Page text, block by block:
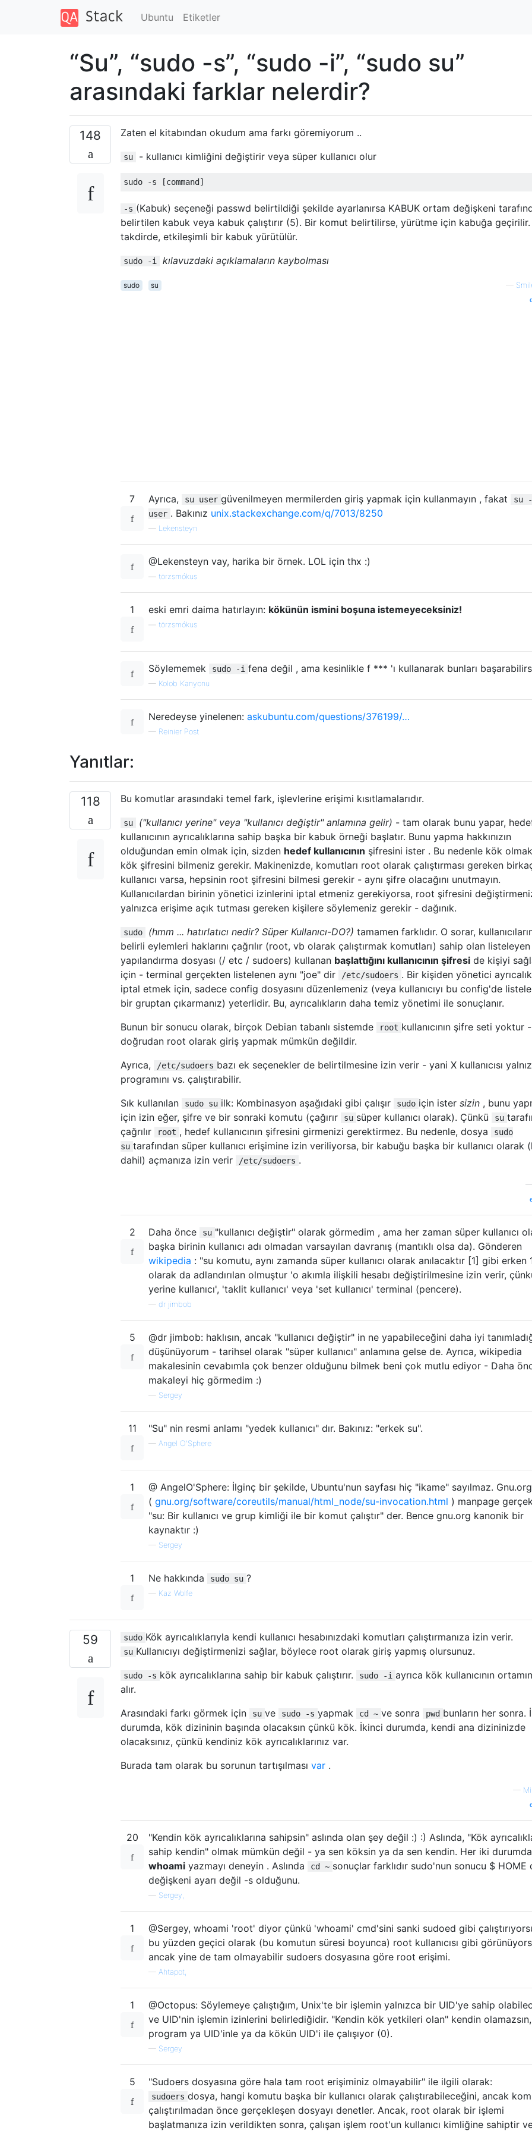
Ubuntu Etiketler
“Su”, “sudo -s”, “sudo -i”, “sudo su”
arasındaki farklar nelerdir?
148 Zaten el kitabından okudum ama farkı göremiyorum ..
su - kullanıcı kimliğini değiştirir veya süper kullanıcı olur
-s (Kabuk) seçeneği passwd belirtildiği şekilde ayarlanırsa KABUK ortam değişkeni
belirtilen kabuk veya kabuk çalıştırır (5). Bir komut belirtilirse, yürütme için kabuğa
takdirde, etkileşimli bir kabuk yürütülür.
sudo -i kılavuzdaki açıklamaların kaybolması
sudo su —
7 Ayrıca, su user güvenilmeyen mermilerden giriş yapmak için kullanmayın , fakat
su -
user . Bakınız unix.stackexchange.com/q/7013/8250
— Lekensteyn
@Lekensteyn vay, harika bir örnek. LOL için thx :)
törzsmókus
1 eski emri daima hatırlayın: kökünün ismini boşuna istemeyeceksiniz!
törzsmókus
Söylememek sudo -i fena değil , ama kesinlikle f *** 'ı kullanarak bunları
— Kolob Kanyonu
Neredeyse yinelenen: askubuntu.com/questions/376199/…
— Reinier Post
Yanıtlar:
118 Bu komutlar arasındaki temel fark, işlevlerine erişimi kısıtlamalarıdır.
su ("kullanıcı yerine" veya "kullanıcı değiştir" anlamına gelir) - tam olarak bunu yapar,
kullanıcının ayrıcalıklarına sahip başka bir kabuk örneği başlatır. Bunu yapma hakkınızın
olduğundan emin olmak için, sizden hedef kullanıcının şifresini ister . Bu nedenle kök
kök şifresini bilmeniz gerekir. Makinenizde, komutları root olarak çalıştırması gereken
kullanıcı varsa, hepsinin root şifresini bilmesi gerekir - aynı şifre olacağını unutmayın.
Kullanıcılardan birinin yönetici izinlerini iptal etmeniz gerekiyorsa, root şifresini
yalnızca erişime açık tutması gereken kişilere söylemeniz gerekir - dağınık.
sudo (hmm ... hatırlatıcı nedir? Süper Kullanıcı-DO?) tamamen farklıdır. O sorar,
belirli eylemleri haklarını çağrılır (root, vb olarak çalıştırmak komutları) sahip olan
yapılandırma dosyası (/ etc / sudoers) kullanan başlattığını kullanıcının şifresi de kişiyi
için - terminal gerçekten listelenen aynı "joe" dir
/etc/sudoers . Bir kişiden yönetici
iptal etmek için, sadece config dosyasını düzenlemeniz (veya kullanıcıyı bu config'de
bir gruptan çıkarmanız) yeterlidir. Bu, ayrıcalıkların daha temiz yönetimi ile sonuçlanır.
Bunun bir sonucu olarak, birçok Debian tabanlı sistemde
root kullanıcının şifre seti yoktur
doğrudan root olarak giriş yapmak mümkün değildir.
Ayrıca,
/etc/sudoers bazı ek seçenekler de belirtilmesine izin verir - yani X kullanıcısı
programını vs. çalıştırabilir.
Sık kullanılan
sudo su ilk: Kombinasyon aşağıdaki gibi çalışır sudo için ister sizin , bunu
için izin eğer, şifre ve bir sonraki komutu (çağırır
su süper kullanıcı olarak). Çünkü su
çağrılır
root , hedef kullanıcının şifresini girmenizi gerektirmez. Bu nedenle, dosya
sudo
su tarafından süper kullanıcı erişimine izin veriliyorsa, bir kabuğu başka bir kullanıcı olarak
dahil) açmanıza izin verir
/etc/sudoers .
2 Daha önce su "kullanıcı değiştir" olarak görmedim , ama her zaman süper kullanıcı
başka birinin kullanıcı adı olmadan varsayılan davranış (mantıklı olsa da). Gönderen
wikipedia : "su komutu, aynı zamanda süper kullanıcı olarak anılacaktır [1] gibi erken
olarak da adlandırılan olmuştur 'o akımla ilişkili hesabı değiştirilmesine izin verir,
yerine kullanıcı', 'taklit kullanıcı' veya 'set kullanıcı' terminal (pencere).
dr jimbob
5
@dr jimbob: haklısın, ancak "kullanıcı değiştir" in ne yapabileceğini daha iyi
düşünüyorum - tarihsel olarak "süper kullanıcı" anlamına gelse de. Ayrıca, wikipedia
makalesinin cevabımla çok benzer olduğunu bilmek beni çok mutlu ediyor - Daha
makaleyi hiç görmedim :)
— Sergey
11 "Su" nin resmi anlamı "yedek kullanıcı" dır. Bakınız: "erkek su".
— Angel O'Sphere
1
@ AngelO'Sphere: İlginç bir şekilde, Ubuntu'nun sayfası hiç "ikame" sayılmaz.
( gnu.org/software/coreutils/manual/html_node/su-invocation.html ) manpage
"su: Bir kullanıcı ve grup kimliği ile bir komut çalıştır" der. Bence gnu.org kanonik bir
kaynaktır :)
— Sergey
1 Ne hakkında sudo su ?
— Kaz Wolfe
59 sudo Kök ayrıcalıklarıyla kendi kullanıcı hesabınızdaki komutları çalıştırmanıza izin verir.
su Kullanıcıyı değiştirmenizi sağlar, böylece root olarak giriş yapmış olursunuz.
sudo -s kök ayrıcalıklarına sahip bir kabuk çalıştırır. sudo -i ayrıca kök kullanıcının
alır.
Arasındaki farkı görmek için
su ve sudo -s yapmak cd ~ ve sonra pwd bunların her sonra.
durumda, kök dizininin başında olacaksın çünkü kök. İkinci durumda, kendi ana dizininizde
olacaksınız, çünkü kendiniz kök ayrıcalıklarınız var.
Burada tam olarak bu sorunun tartışılması var .
—
20
"Kendin kök ayrıcalıklarına sahipsin" aslında olan şey değil :) :) Aslında, "Kök
sahip kendin" olmak mümkün değil - ya sen köksin ya da sen kendin. Her iki
whoami yazmayı deneyin . Aslında cd ~ sonuçlar farklıdır sudo'nun sonucu $ HOME
değişkeni ayarı değil -s olduğunu.
— Sergey,
1
@Sergey, whoami 'root' diyor çünkü 'whoami' cmd'sini sanki sudoed gibi
bu yüzden geçici olarak (bu komutun süresi boyunca) root kullanıcısı gibi
ancak yine de tam olmayabilir sudoers dosyasına göre root erişimi.
— Ahtapot,
1
@Octopus: Söylemeye çalıştığım, Unix'te bir işlemin yalnızca bir UID'ye sahip
ve UID'nin işlemin izinlerini belirlediğidir. "Kendin kök yetkileri olan" kendin
program ya UID'inle ya da kökün UID'i ile çalışıyor (0).
— Sergey
5 "Sudoers dosyasına göre hala tam root erişiminiz olmayabilir" ile ilgili olarak:
sudoers dosya, hangi komutu başka bir kullanıcı olarak çalıştırabileceğini, ancak
çalıştırılmadan önce gerçekleşen dosyayı denetler. Ancak, root olarak bir işlemi
başlatmanıza izin verildikten sonra, çalışan işlem root'un kullanıcı kimliğine sahiptir